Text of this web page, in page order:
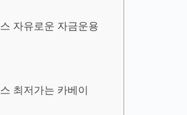
자유로운 자금운용
최저가는 카베이